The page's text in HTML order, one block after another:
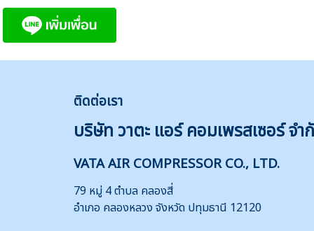
ติดต่อเรา
บริษัท วาตะ แอร์ คอมเพรสเซอร์ จำ
VATA AIR COMPRESSOR CO., LTD.
79 หมู่ 4 ตำบล คลองสี่
อำเภอ คลองหลวง จังหวัด ปทุมธานี 12120